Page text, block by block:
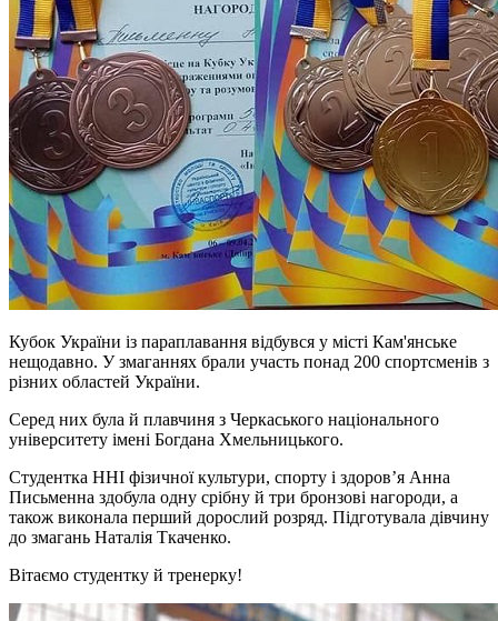
Кубок України із параплавання відбувся у місті Кам'янське
нещодавно. У змаганнях брали участь понад 200 спортсменів з
різних областей України.
Серед них була й плавчиня з Черкаського національного
університету імені Богдана Хмельницького.
Студентка ННІ фізичної культури, спорту і здоров’я Анна
Письменна здобула одну срібну й три бронзові нагороди, а
також виконала перший дорослий розряд. Підготувала дівчину
до змагань Наталія Ткаченко.
Вітаємо студентку й тренерку!